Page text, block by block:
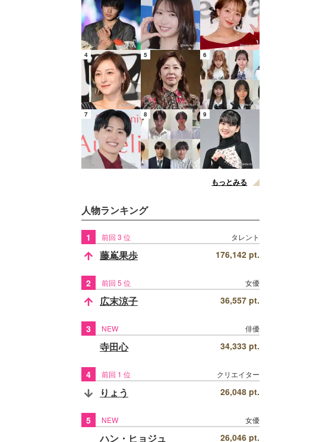
4 5 6
7 8 9
もっとみる
人物ランキング
1 前回 3 位 タレント
藤嶌果歩 176,142 pt.
2 前回 5 位 女優
広末涼子 36,557 pt.
3 NEW 俳優
寺田心 34,333 pt.
4 前回 1 位 クリエイター
りょう 26,048 pt.
5 NEW 女優
ハン・ヒョジュ 26,046 pt.